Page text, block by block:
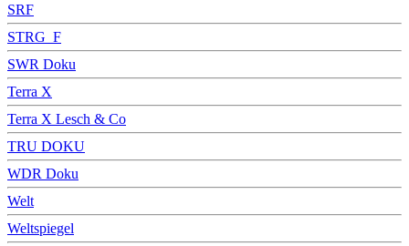
SRF
STRG_F
SWR Doku
Terra X
Terra X Lesch & Co
TRU DOKU
WDR Doku
Welt
Weltspiegel